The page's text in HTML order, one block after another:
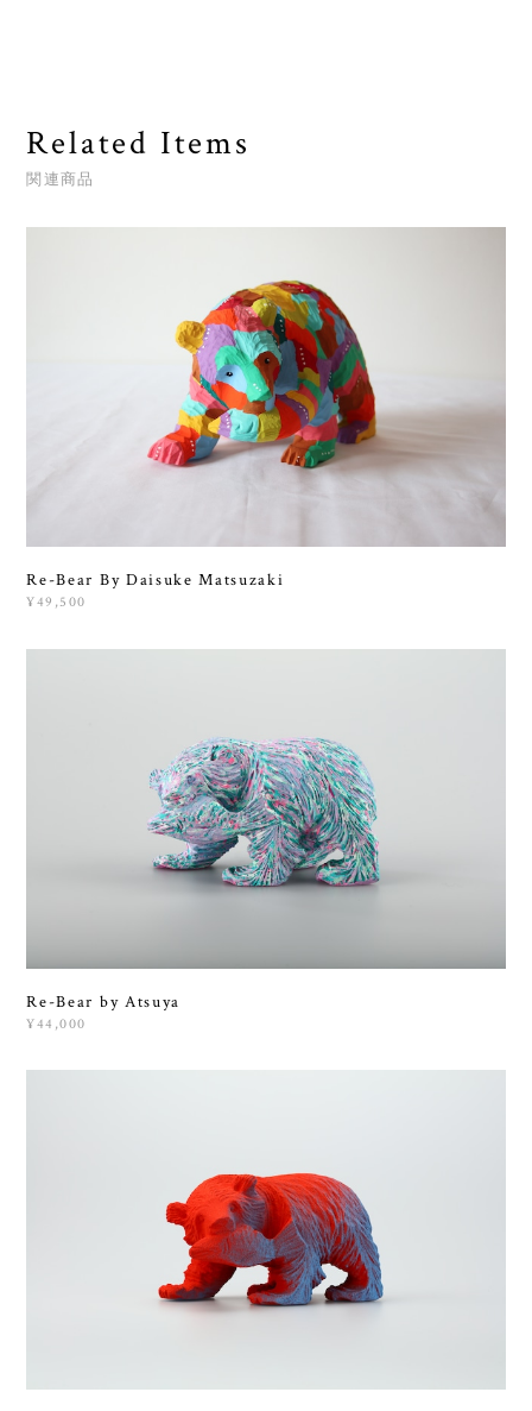
Related Items
関連商品
Re-Bear By Daisuke Matsuzaki
¥49,500
Re-Bear by Atsuya
¥44,000